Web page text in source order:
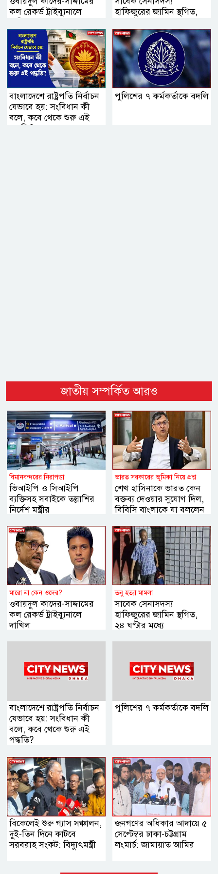
কল রেকর্ড ট্রাইব্যুনালে
হাফিজুরের জামিন স্থগিত,
আত্মসমর্পণের নির্দেশ
বাংলাদেশে রাষ্ট্রপতি নির্বাচন
যেভাবে হয়: সংবিধান কী
বলে, কবে থেকে শুরু এই
পদ্ধতি?
পুলিশের ৭ কর্মকর্তাকে বদলি
জাতীয় সম্পর্কিত আরও
বিমানবন্দরের নিরাপত্তা
ভিআইপি ও সিআইপি
ব্যক্তিসহ সবাইকে তল্লাশির
নির্দেশ মন্ত্রীর
ভারত সরকারের ভূমিকা নিয়ে প্রশ্ন
শেখ হাসিনাকে ভারত কেন
বক্তব্য দেওয়ার সুযোগ দিল,
বিবিসি বাংলাকে যা বললেন
মারো না কেন ওদের?
ওবায়দুল কাদের-সাদ্দামের
কল রেকর্ড ট্রাইব্যুনালে
দাখিল
তনু হত্যা মামলা
সাবেক সেনাসদস্য
হাফিজুরের জামিন স্থগিত,
২৪ ঘণ্টার মধ্যে
বাংলাদেশে রাষ্ট্রপতি নির্বাচন
যেভাবে হয়: সংবিধান কী
বলে, কবে থেকে শুরু এই
পদ্ধতি?
পুলিশের ৭ কর্মকর্তাকে বদলি
বিকেলেই শুরু গ্যাস সঞ্চালন,
দুই-তিন দিনে কাটবে
সরবরাহ সংকট: বিদ্যুৎমন্ত্রী
জনগণের অধিকার আদায়ে ৫
সেপ্টেম্বর ঢাকা-চট্টগ্রাম
লংমার্চ: জামায়াত আমির